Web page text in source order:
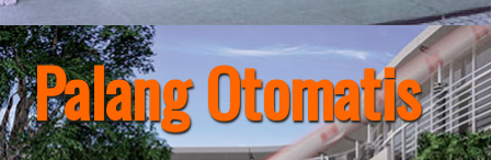
Palang Otomatis